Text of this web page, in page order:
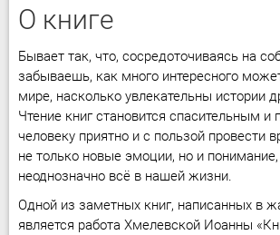
О книге
Бывает так, что, сосредоточиваясь на
забываешь, как много интересного
мире, насколько увлекательны истории
Чтение книг становится спасительным и
человеку приятно и с пользой провести
не только новые эмоции, но и
неоднозначно всё в нашей жизни.
Одной из заметных книг, написанных в
является работа Хмелевской Иоанны